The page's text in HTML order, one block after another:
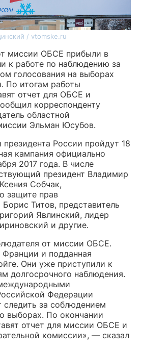
/ vtomske.ru
миссии ОБСЕ прибыли в
к работе по наблюдению за
голосования на выборах
По итогам работы
отчет для ОБСЕ и
корреспонденту
областной
Эльман Юсубов.
России пройдут 18
кампания официально
2017 года. В числе
президент Владимир
Собчак,
защите прав
Титов, представитель
Явлинский, лидер
и другие.
от миссии ОБСЕ.
и подданная
Они уже приступили к
долгосрочного наблюдения.
Федерации
следить за соблюдением
выборах. По окончании
отчет для миссии ОБСЕ и
комиссии», — сказал